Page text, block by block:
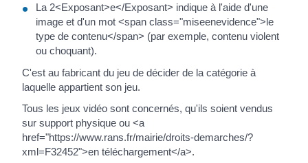
La 2<Exposant>e</Exposant> indique à l'aide d'une
image et d'un mot <span class="miseenevidence">le
type de contenu</span> (par exemple, contenu violent
ou choquant).
C'est au fabricant du jeu de décider de la catégorie à
laquelle appartient son jeu.
Tous les jeux vidéo sont concernés, qu'ils soient vendus
sur support physique ou <a
href="https://www.rans.fr/mairie/droits-demarches/?
xml=F32452">en téléchargement</a>.